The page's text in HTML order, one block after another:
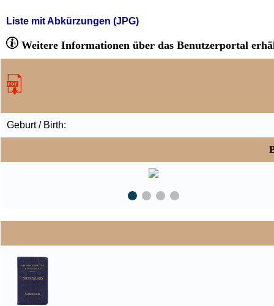
Liste mit Abkürzungen (JPG)
Weitere Informationen über das Benutzerportal
Geburt / Birth: